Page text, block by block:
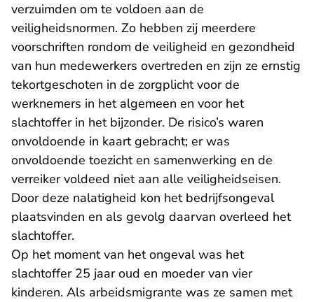
verzuimden om te voldoen aan de
veiligheidsnormen. Zo hebben zij meerdere
voorschriften rondom de veiligheid en gezondheid
van hun medewerkers overtreden en zijn ze ernstig
tekortgeschoten in de zorgplicht voor de
werknemers in het algemeen en voor het
slachtoffer in het bijzonder. De risico’s waren
onvoldoende in kaart gebracht; er was
onvoldoende toezicht en samenwerking en de
verreiker voldeed niet aan alle veiligheidseisen.
Door deze nalatigheid kon het bedrijfsongeval
plaatsvinden en als gevolg daarvan overleed het
slachtoffer.
Op het moment van het ongeval was het
slachtoffer 25 jaar oud en moeder van vier
kinderen. Als arbeidsmigrante was ze samen met